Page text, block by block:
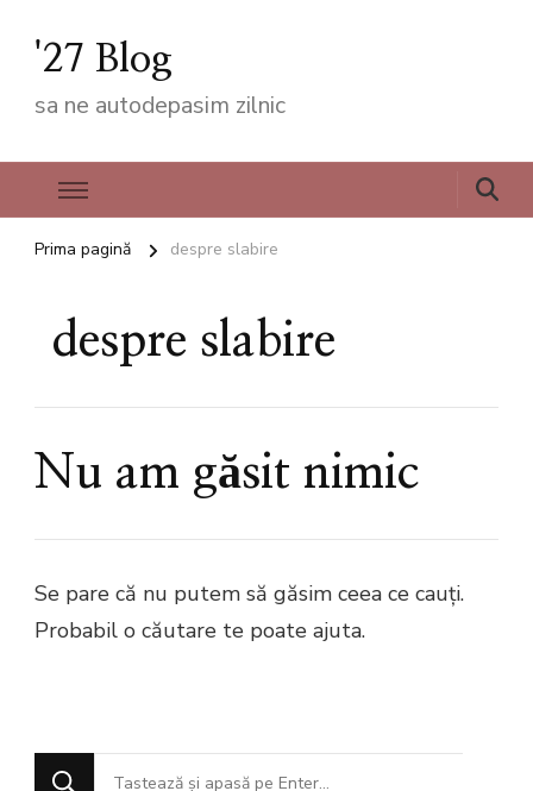
'27 Blog
sa ne autodepasim zilnic
Prima pagină despre slabire
despre slabire
Nu am găsit nimic
Se pare că nu putem să găsim ceea ce cauți.
Probabil o căutare te poate ajuta.
Cauți